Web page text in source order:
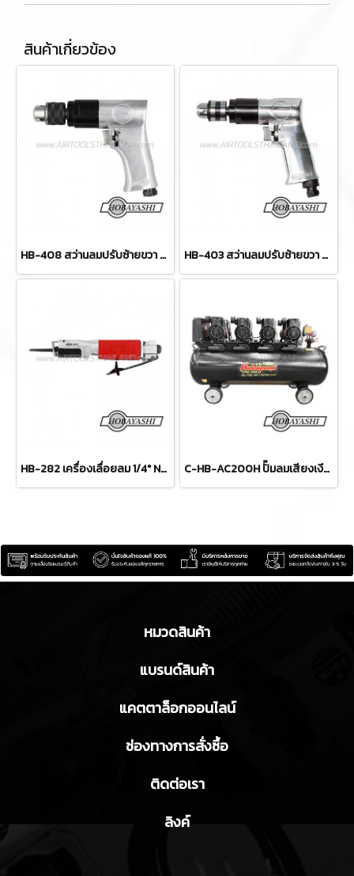
สินค้าเกี่ยวข้อง
HB-408 สว่านลมปรับซ้ายขวา ขนาด 1/2" (13 มม.) ความเร็วรอบ 800 RPM HOBAYASHI HB-403 สว่านลมปรับซ้ายขวา ขนาด 3/8" (10 มม.) ความเร็วรอบ 1800 RPM HOBAYASHI
HB-282 เครื่องเลื่อยลม 1/4" NPT ขนาดสายลม 3/8" สามารถตัดได้สูงสุด 1.5 มม. HOBAYASHI C-HB-AC200H ปั๊มลมเสียงเงียบ ไร้น้ำมัน รุ่นทำลมเร็ว 200 ลิตร 1680W x4 220V HOBAYASHI OIL-FREE SILENT AIR COMPRESSOR
หมวดสินค้า
แบรนด์สินค้า
แคตตาล็อกออนไลน์
ช่องทางการสั่งซื้อ
ติดต่อเรา
ลิงค์